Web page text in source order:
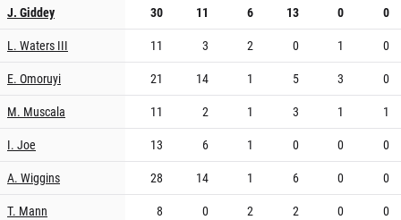
J. Giddey
30 11 6 13 0
0
L. Waters III
11 3 2 0 1
0
E. Omoruyi
21 14 1 5 3
0
M. Muscala
11 2 1 3 1
1
I. Joe
13 6 1 0 0
0
A. Wiggins
28 14 1 6 0
0
T. Mann
8 0 2 2 0
0